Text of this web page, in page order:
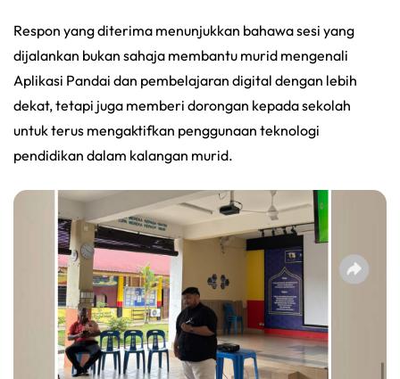
Respon yang diterima menunjukkan bahawa sesi yang
dijalankan bukan sahaja membantu murid mengenali
Aplikasi Pandai dan pembelajaran digital dengan lebih
dekat, tetapi juga memberi dorongan kepada sekolah
untuk terus mengaktifkan penggunaan teknologi
pendidikan dalam kalangan murid.